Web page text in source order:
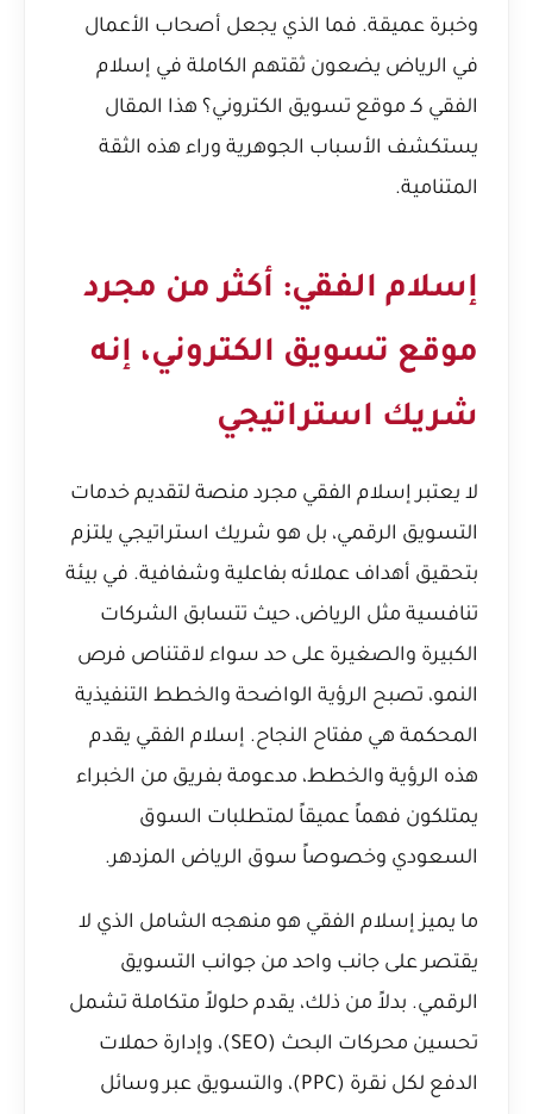
وخبرة عميقة. فما الذي يجعل أصحاب الأعمال
في الرياض يضعون ثقتهم الكاملة في إسلام
الفقي كـ موقع تسويق الكتروني؟ هذا المقال
يستكشف الأسباب الجوهرية وراء هذه الثقة
المتنامية.
إسلام الفقي: أكثر من مجرد
موقع تسويق الكتروني، إنه
شريك استراتيجي
لا يعتبر إسلام الفقي مجرد منصة لتقديم خدمات
التسويق الرقمي، بل هو شريك استراتيجي يلتزم
بتحقيق أهداف عملائه بفاعلية وشفافية. في بيئة
تنافسية مثل الرياض، حيث تتسابق الشركات
الكبيرة والصغيرة على حد سواء لاقتناص فرص
النمو، تصبح الرؤية الواضحة والخطط التنفيذية
المحكمة هي مفتاح النجاح. إسلام الفقي يقدم
هذه الرؤية والخطط، مدعومة بفريق من الخبراء
يمتلكون فهماً عميقاً لمتطلبات السوق
السعودي وخصوصاً سوق الرياض المزدهر.
ما يميز إسلام الفقي هو منهجه الشامل الذي لا
يقتصر على جانب واحد من جوانب التسويق
الرقمي. بدلاً من ذلك، يقدم حلولاً متكاملة تشمل
تحسين محركات البحث (SEO)، وإدارة حملات
الدفع لكل نقرة (PPC)، والتسويق عبر وسائل